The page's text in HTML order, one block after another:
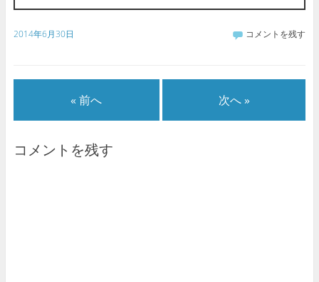
2014年6月30日 コメントを残す
« 前へ 次へ »
コメントを残す